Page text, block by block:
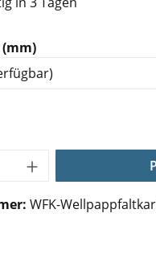
auswählen
Gib den
WFK-